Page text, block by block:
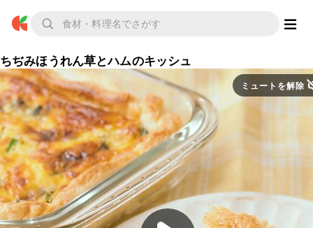
ちぢみほうれん草とハムのキッシュ
ミュートを解除